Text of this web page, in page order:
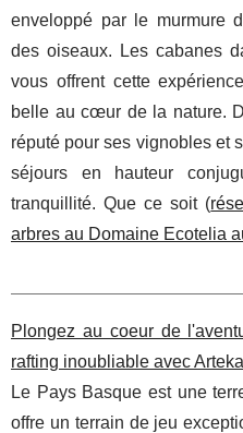
enveloppé par le murmure
des oiseaux. Les cabanes
vous offrent cette
belle au cœur de la nature.
réputé pour ses vignobles et
séjours en hauteur
tranquillité. Que ce soit (
arbres au Domaine Ecotelia
Plongez au coeur de
rafting inoubliable avec
Le Pays Basque est une
offre un terrain de jeu